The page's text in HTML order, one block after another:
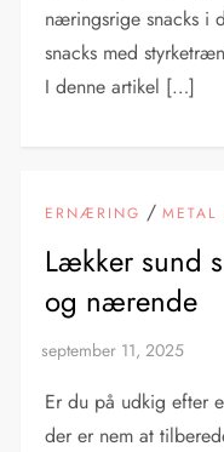
næringsrige snacks i
snacks med
I denne artikel […]
ERNÆRING /METAL
Lækker sund
og nærende
Er du på udkig efter
der er nem at